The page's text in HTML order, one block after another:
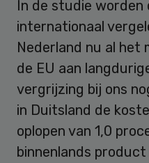
In de studie
internationaal
Nederland nu al het
de EU aan
vergrijzing bij ons
in Duitsland de
oplopen van 1,0
binnenlands